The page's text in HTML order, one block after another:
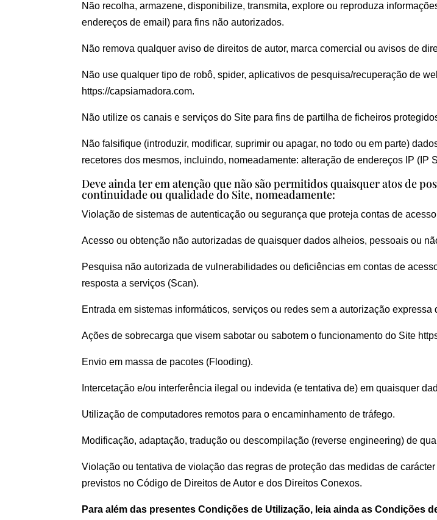
Não recolha, armazene, disponibilize, transmita, explore ou reproduza
endereços de email) para fins não autorizados.
Não remova qualquer aviso de direitos de autor, marca comercial ou avisos de
Não use qualquer tipo de robô, spider, aplicativos de pesquisa/recuperação de
https://capsiamadora.com.
Não utilize os canais e serviços do Site para fins de partilha de ficheiros
Não falsifique (introduzir, modificar, suprimir ou apagar, no todo ou em parte)
recetores dos mesmos, incluindo, nomeadamente: alteração de endereços IP
Deve ainda ter em atenção que não são permitidos quaisquer atos de
continuidade ou qualidade do Site, nomeadamente:
Violação de sistemas de autenticação ou segurança que proteja contas de
Acesso ou obtenção não autorizadas de quaisquer dados alheios, pessoais ou
Pesquisa não autorizada de vulnerabilidades ou deficiências em contas de
resposta a serviços (Scan).
Entrada em sistemas informáticos, serviços ou redes sem a autorização
Ações de sobrecarga que visem sabotar ou sabotem o funcionamento do Site
Envio em massa de pacotes (Flooding).
Intercetação e/ou interferência ilegal ou indevida (e tentativa de) em quaisquer
Utilização de computadores remotos para o encaminhamento de tráfego.
Modificação, adaptação, tradução ou descompilação (reverse engineering) de
Violação ou tentativa de violação das regras de proteção das medidas de
previstos no Código de Direitos de Autor e dos Direitos Conexos.
Para além das presentes Condições de Utilização, leia ainda as Condições